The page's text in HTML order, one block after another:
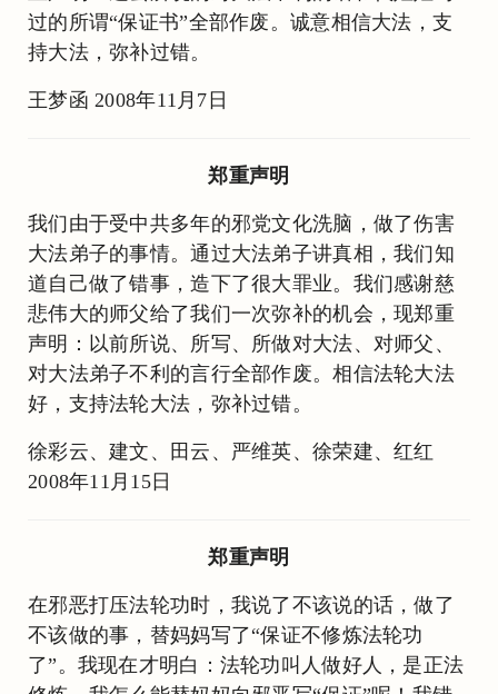
过的所谓“保证书”全部作废。诚意相信大法，支
持大法，弥补过错。
王梦函 2008年11月7日
郑重声明
我们由于受中共多年的邪党文化洗脑，做了伤害
大法弟子的事情。通过大法弟子讲真相，我们知
道自己做了错事，造下了很大罪业。我们感谢慈
悲伟大的师父给了我们一次弥补的机会，现郑重
声明：以前所说、所写、所做对大法、对师父、
对大法弟子不利的言行全部作废。相信法轮大法
好，支持法轮大法，弥补过错。
徐彩云、建文、田云、严维英、徐荣建、红红
2008年11月15日
郑重声明
在邪恶打压法轮功时，我说了不该说的话，做了
不该做的事，替妈妈写了“保证不修炼法轮功
了”。我现在才明白：法轮功叫人做好人，是正法